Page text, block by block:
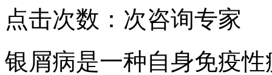
点击次数： 次咨询专家
银屑病是一种自身免疫